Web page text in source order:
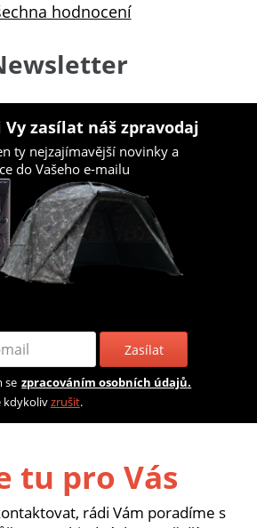
hodnocení
zasílat náš zpravodaj
ty nejzajímavější novinky a
do Vašeho e-mailu
Zasílat
se zpracováním osobních údajů.
kdykolivzrušit.
tu pro Vás
rádi Vám poradíme s